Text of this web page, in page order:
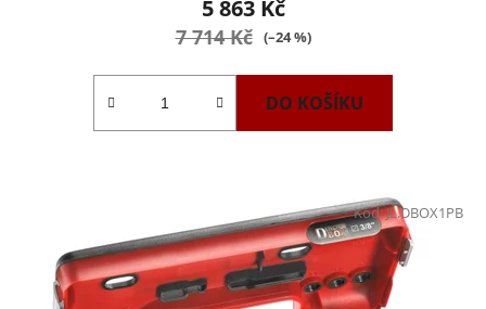
5 863 Kč
7 714 Kč (–24 %)
DO KOŠÍKU
Kód:JL.DBOX1PB